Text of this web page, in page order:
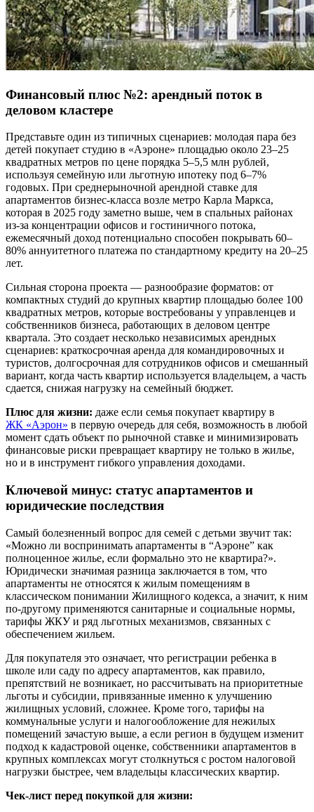
Финансовый плюс №2: арендный поток в
деловом кластере
Представьте один из типичных сценариев: молодая пара без
детей покупает студию в «Аэроне» площадью около 23–25
квадратных метров по цене порядка 5–5,5 млн рублей,
используя семейную или льготную ипотеку под 6–7%
годовых. При среднерыночной арендной ставке для
апартаментов бизнес-класса возле метро Карла Маркса,
которая в 2025 году заметно выше, чем в спальных районах
из-за концентрации офисов и гостиничного потока,
ежемесячный доход потенциально способен покрывать 60–
80% аннуитетного платежа по стандартному кредиту на 20–25
лет.
Сильная сторона проекта — разнообразие форматов: от
компактных студий до крупных квартир площадью более 100
квадратных метров, которые востребованы у управленцев и
собственников бизнеса, работающих в деловом центре
квартала. Это создает несколько независимых арендных
сценариев: краткосрочная аренда для командировочных и
туристов, долгосрочная для сотрудников офисов и смешанный
вариант, когда часть квартир используется владельцем, а часть
сдается, снижая нагрузку на семейный бюджет.
Плюс для жизни: даже если семья покупает квартиру в
ЖК «Аэрон» в первую очередь для себя, возможность в любой
момент сдать объект по рыночной ставке и минимизировать
финансовые риски превращает квартиру не только в жилье,
но и в инструмент гибкого управления доходами.
Ключевой минус: статус апартаментов и
юридические последствия
Самый болезненный вопрос для семей с детьми звучит так:
«Можно ли воспринимать апартаменты в “Аэроне” как
полноценное жилье, если формально это не квартира?».
Юридически значимая разница заключается в том, что
апартаменты не относятся к жилым помещениям в
классическом понимании Жилищного кодекса, а значит, к ним
по-другому применяются санитарные и социальные нормы,
тарифы ЖКУ и ряд льготных механизмов, связанных с
обеспечением жильем.
Для покупателя это означает, что регистрации ребенка в
школе или саду по адресу апартаментов, как правило,
препятствий не возникает, но рассчитывать на приоритетные
льготы и субсидии, привязанные именно к улучшению
жилищных условий, сложнее. Кроме того, тарифы на
коммунальные услуги и налогообложение для нежилых
помещений зачастую выше, а если регион в будущем изменит
подход к кадастровой оценке, собственники апартаментов в
крупных комплексах могут столкнуться с ростом налоговой
нагрузки быстрее, чем владельцы классических квартир.
Чек-лист перед покупкой для жизни: